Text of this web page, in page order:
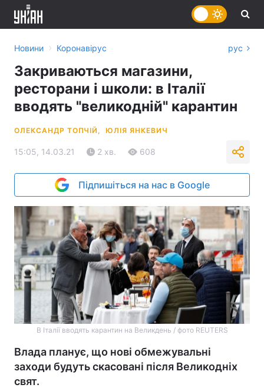
Новини › Коронавірус рус
Закриваються магазини,
ресторани і школи: в Італії
вводять "великодній" карантин
ОЛЕКСАНДР ТОПЧІЙ, ЮЛІЯ ЯНКЕВИЧ
15:05, 14.03.21 2 хв. 608
Підпишіться на нас в Google
В Італії вводять карантин на Великдень / фото REUTERS
Влада планує, що нові обмежувальні
заходи будуть скасовані після Великодніх
свят.